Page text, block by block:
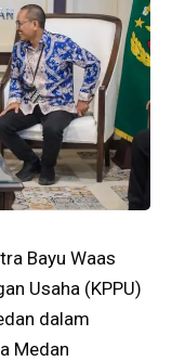
Bayu Waas
Usaha (KPPU)
dalam
Medan